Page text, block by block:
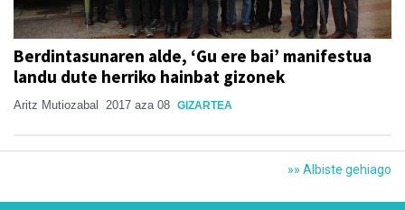
Berdintasunaren alde, ‘Gu ere bai’ manifestua
landu dute herriko hainbat gizonek
Aritz Mutiozabal 2017 aza 08 GIZARTEA
»» Albiste gehiago